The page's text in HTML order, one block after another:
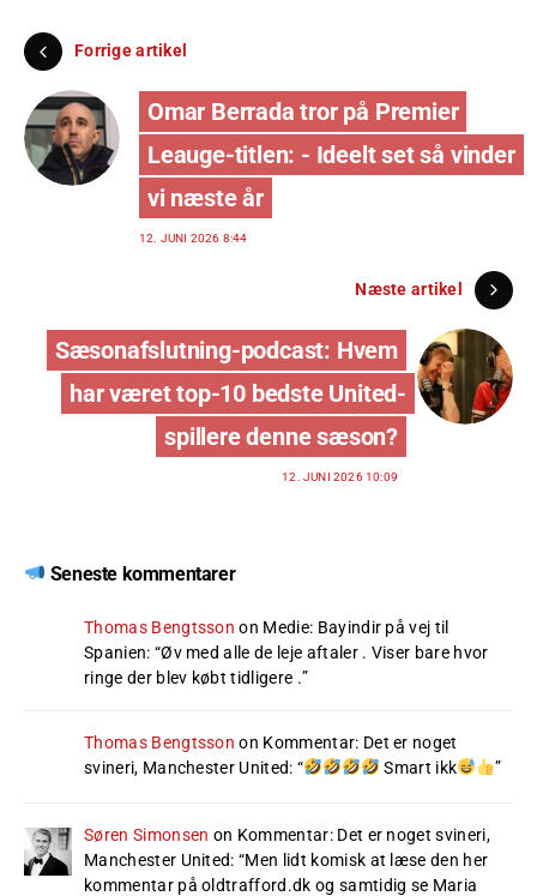
Forrige artikel
Omar Berrada tror på Premier
Leauge-titlen: - Ideelt set så vinder
vi næste år
12. JUNI 2026 8:44
Næste artikel
Sæsonafslutning-podcast: Hvem
har været top-10 bedste United-
spillere denne sæson?
12. JUNI 2026 10:09
Seneste kommentarer
Thomas Bengtsson on Medie: Bayindir på vej til
Spanien: “Øv med alle de leje aftaler . Viser bare hvor
ringe der blev købt tidligere .”
Thomas Bengtsson on Kommentar: Det er noget
svineri, Manchester United: “ Smart ikk ”
Søren Simonsen on Kommentar: Det er noget svineri,
Manchester United: “Men lidt komisk at læse den her
kommentar på oldtrafford.dk og samtidig se Maria